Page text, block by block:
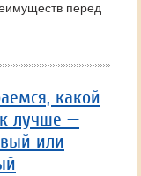
перед
какой
лучше —
или